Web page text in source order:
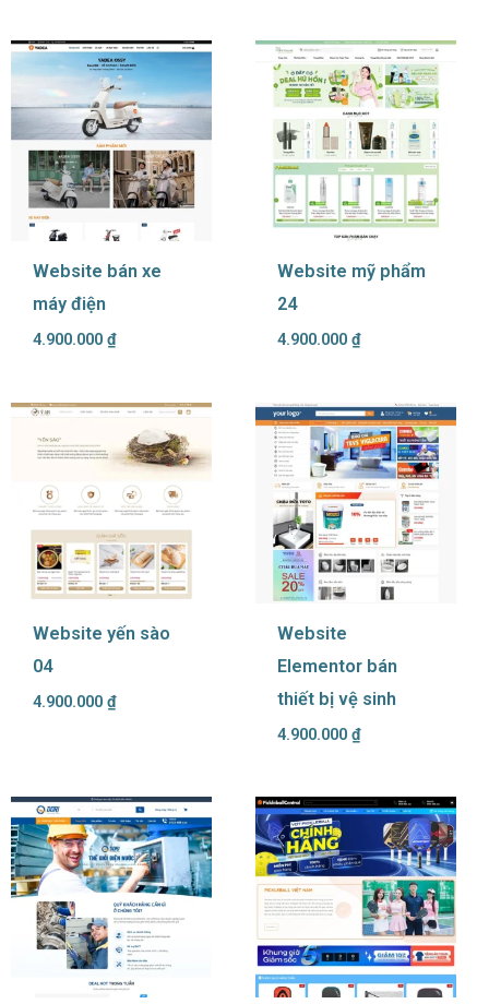
Website bán xe
máy điện
4.900.000 ₫
Website mỹ phẩm
24
4.900.000 ₫
Website yến sào
04
4.900.000 ₫
Website
Elementor bán
thiết bị vệ sinh
4.900.000 ₫